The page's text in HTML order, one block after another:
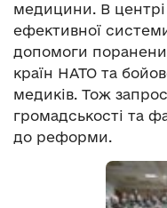
медицини. В
ефективної
допомоги
країн НАТО та
медиків. Тож
громадськості та
до реформи.